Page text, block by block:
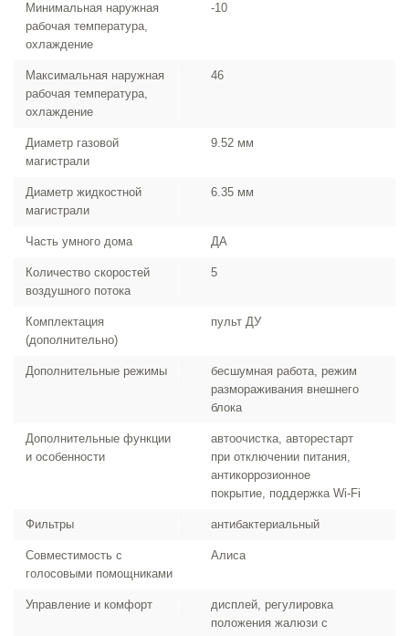
Минимальная наружная
рабочая температура,
охлаждение
-10
Максимальная наружная
рабочая температура,
охлаждение
46
Диаметр газовой
магистрали
9.52 мм
Диаметр жидкостной
магистрали
6.35 мм
Часть умного дома ДА
Количество скоростей
воздушного потока
5
Комплектация
(дополнительно)
пульт ДУ
Дополнительные режимы
бесшумная работа, режим
размораживания внешнего
блока
Дополнительные функции
и особенности
автоочистка, авторестарт
при отключении питания,
антикоррозионное
покрытие, поддержка Wi-Fi
Фильтры антибактериальный
Совместимость с
голосовыми помощниками
Алиса
Управление и комфорт
дисплей, регулировка
положения жалюзи с